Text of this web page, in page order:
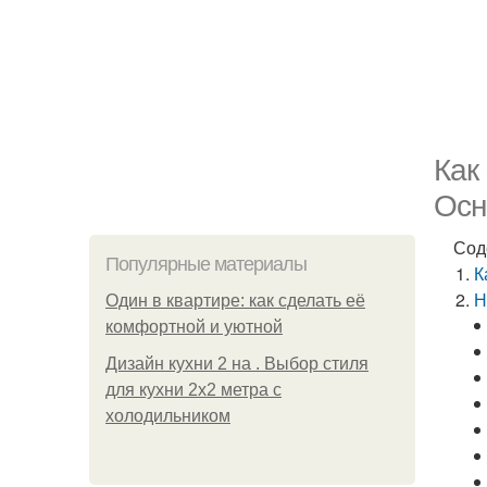
Популярные материалы
Один в квартире: как сделать её
комфортной и уютной
Дизайн кухни 2 на . Выбор стиля
для кухни 2х2 метра с
холодильником